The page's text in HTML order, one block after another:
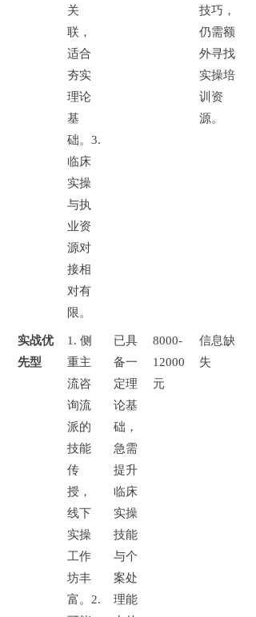
关
联，
适合
夯实
理论
基
础。3.
临床
实操
与执
业资
源对
接相
对有
限。
技巧，
仍需额
外寻找
实操培
训资
源。
实战优
先型
1.侧
重主
流咨
询流
派的
技能
传
授，
线下
实操
工作
坊丰
富。2.
已具
备一
定理
论基
础，
急需
提升
临床
实操
技能
与个
案处
理能
8000-
12000
元
信息缺
失